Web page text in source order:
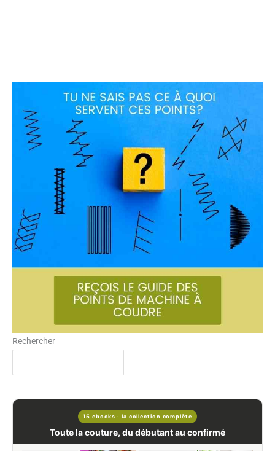
Rechercher
15 ebooks · la collection complète
Toute la couture, du débutant au confirmé